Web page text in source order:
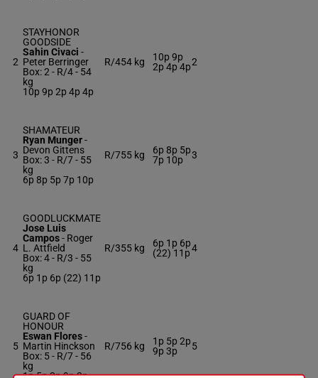
2
STAYHONOR
GOODSIDE
Sahin Civaci -
Peter Berringer
Box: 2 - R/4 - 54
kg
10p 9p 2p 4p 4p
R/454 kg
10p 9p
2p 4p 4p2
3
SHAMATEUR
Ryan Munger-
Devon Gittens
Box: 3 - R/7 - 55
kg
6p 8p 5p 7p 10p
R/755 kg
6p 8p 5p
7p 10p
3
4
GOODLUCKMATE
Jose Luis
Campos- Roger
L. Attfield
Box: 4 - R/3 - 55
kg
6p 1p 6p (22) 11p
R/355 kg
6p 1p 6p
(22) 11p4
5
GUARD OF
HONOUR
Eswan Flores-
Martin Hinckson
Box: 5 - R/7 - 56
kg
R/756 kg
1p 5p 2p
9p 3p
5